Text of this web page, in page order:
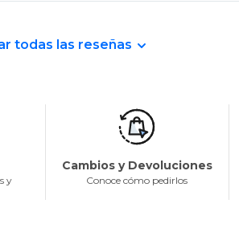
todas las reseñas
y
Cambios y Devoluciones
Conoce cómo pedirlos